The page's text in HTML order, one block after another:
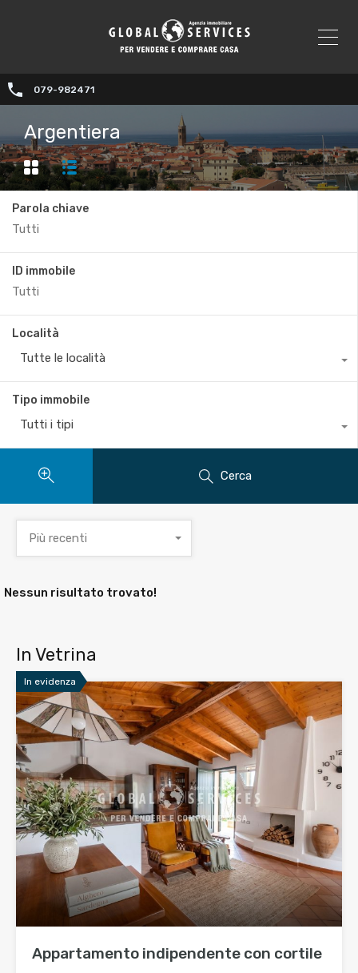
079-982471
Argentiera
Parola chiave
ID immobile
Località
Tutte le località
Tipo immobile
Tutti i tipi
Cerca
Più recenti
Nessun risultato trovato!
In Vetrina
In evidenza
Appartamento indipendente con cortile